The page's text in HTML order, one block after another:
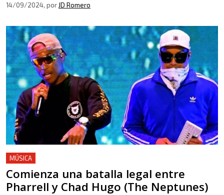
14/09/2024, por JD Romero
MÚSICA
Comienza una batalla legal entre
Pharrell y Chad Hugo (The Neptunes)